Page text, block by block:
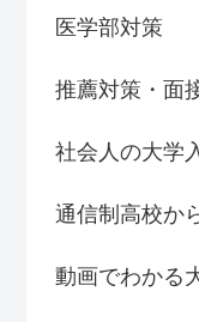
医学部対策
推薦対策・面
社会人の大学
通信制高校か
動画でわかる